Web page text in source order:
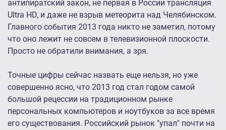
антипиратский закон, не первая в России трансляция
Ultra HD, и даже не взрыв метеорита над Челябинском.
Главного события 2013 года никто не заметил, потому
что оно лежит не совсем в телевизионной плоскости.
Просто не обратили внимания, а зря.
Точные цифры сейчас назвать еще нельзя, но уже
совершенно ясно, что 2013 год стал годом самой
большой рецессии на традиционном рынке
персональных компьютеров и ноутбуков за все время
его существования. Российский рынок "упал" почти на